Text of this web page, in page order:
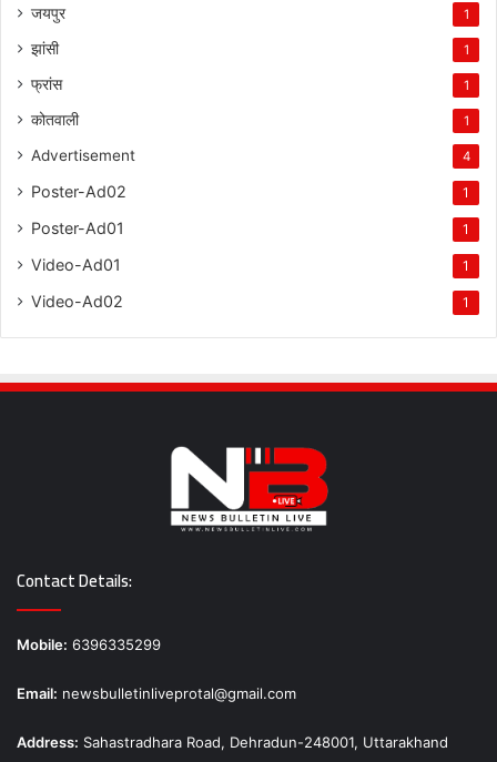
जयपुर 1
झांसी 1
फ्रांस 1
कोतवाली 1
Advertisement 4
Poster-Ad02 1
Poster-Ad01 1
Video-Ad01 1
Video-Ad02 1
Contact Details:
Mobile: 6396335299
Email: newsbulletinliveprotal@gmail.com
Address: Sahastradhara Road, Dehradun-248001, Uttarakhand